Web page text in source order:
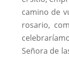
camino de
rosario,
Señora de